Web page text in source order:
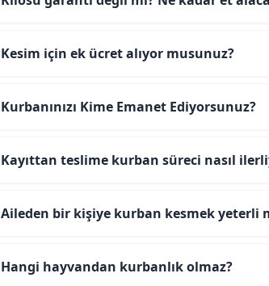
Kesim için ek ücret alıyor musunuz?
Kurbanınızı Kime Emanet Ediyorsunuz?
Kayıttan teslime kurban süreci nasıl
Aileden bir kişiye kurban kesmek yeterli
Hangi hayvandan kurbanlık olmaz?